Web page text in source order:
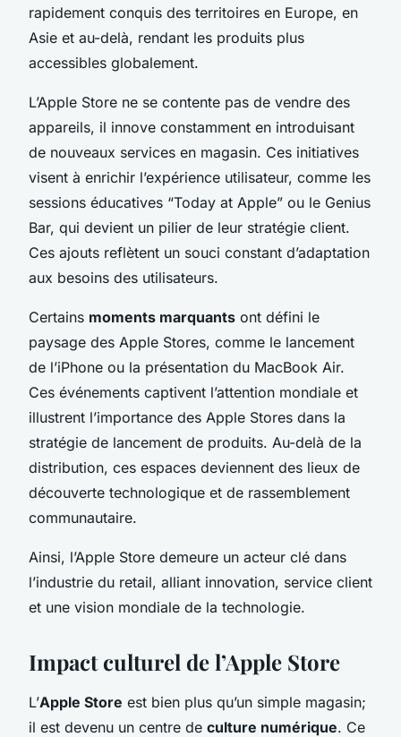
rapidement conquis des territoires en Europe, en
Asie et au-delà, rendant les produits plus
accessibles globalement.
L’Apple Store ne se contente pas de vendre des
appareils, il innove constamment en introduisant
de nouveaux services en magasin. Ces initiatives
visent à enrichir l’expérience utilisateur, comme les
sessions éducatives “Today at Apple” ou le Genius
Bar, qui devient un pilier de leur stratégie client.
Ces ajouts reflètent un souci constant d’adaptation
aux besoins des utilisateurs.
Certains moments marquants ont défini le
paysage des Apple Stores, comme le lancement
de l’iPhone ou la présentation du MacBook Air.
Ces événements captivent l’attention mondiale et
illustrent l’importance des Apple Stores dans la
stratégie de lancement de produits. Au-delà de la
distribution, ces espaces deviennent des lieux de
découverte technologique et de rassemblement
communautaire.
Ainsi, l’Apple Store demeure un acteur clé dans
l’industrie du retail, alliant innovation, service client
et une vision mondiale de la technologie.
Impact culturel de l’Apple Store
L’Apple Store est bien plus qu’un simple magasin;
il est devenu un centre de culture numérique. Ce